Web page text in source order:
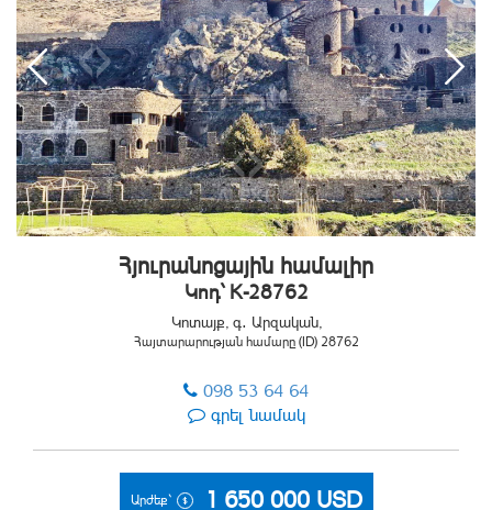
Հյուրանոցային համալիր
Կոդ` K-28762
Կոտայք, գ․ Արզական,
Հայտարարության համարը (ID) 28762
098 53 64 64
գրել նամակ
Արժեք` 1 650 000 USD